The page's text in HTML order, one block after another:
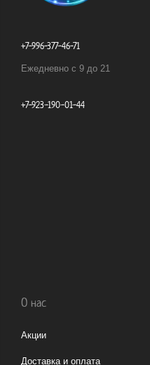
+7-996-377-46-71
Ежедневно с 9 до 21
+7-923-190-01-44
О нас
Акции
Доставка и оплата